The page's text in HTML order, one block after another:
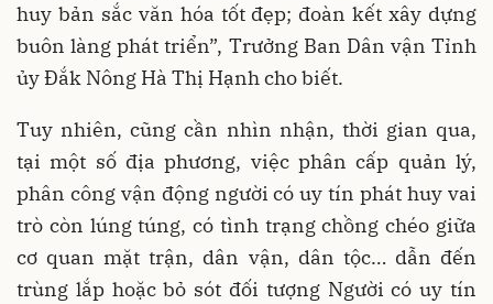
huy bản sắc văn hóa tốt đẹp; đoàn kết xây dựng
buôn làng phát triển”, Trưởng Ban Dân vận Tỉnh
ủy Đắk Nông Hà Thị Hạnh cho biết.
Tuy nhiên, cũng cần nhìn nhận, thời gian qua,
tại một số địa phương, việc phân cấp quản lý,
phân công vận động người có uy tín phát huy vai
trò còn lúng túng, có tình trạng chồng chéo giữa
cơ quan mặt trận, dân vận, dân tộc… dẫn đến
trùng lắp hoặc bỏ sót đối tượng Người có uy tín